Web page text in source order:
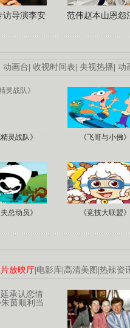
访导演李安 范伟赵本山恩怨
动画台| 收视时间表| 央视热播| 动
精灵战队》 《飞哥与小佛》
夫总动员》 《竞技大联盟》
放映厅|电影库|高清美图 |热辣资